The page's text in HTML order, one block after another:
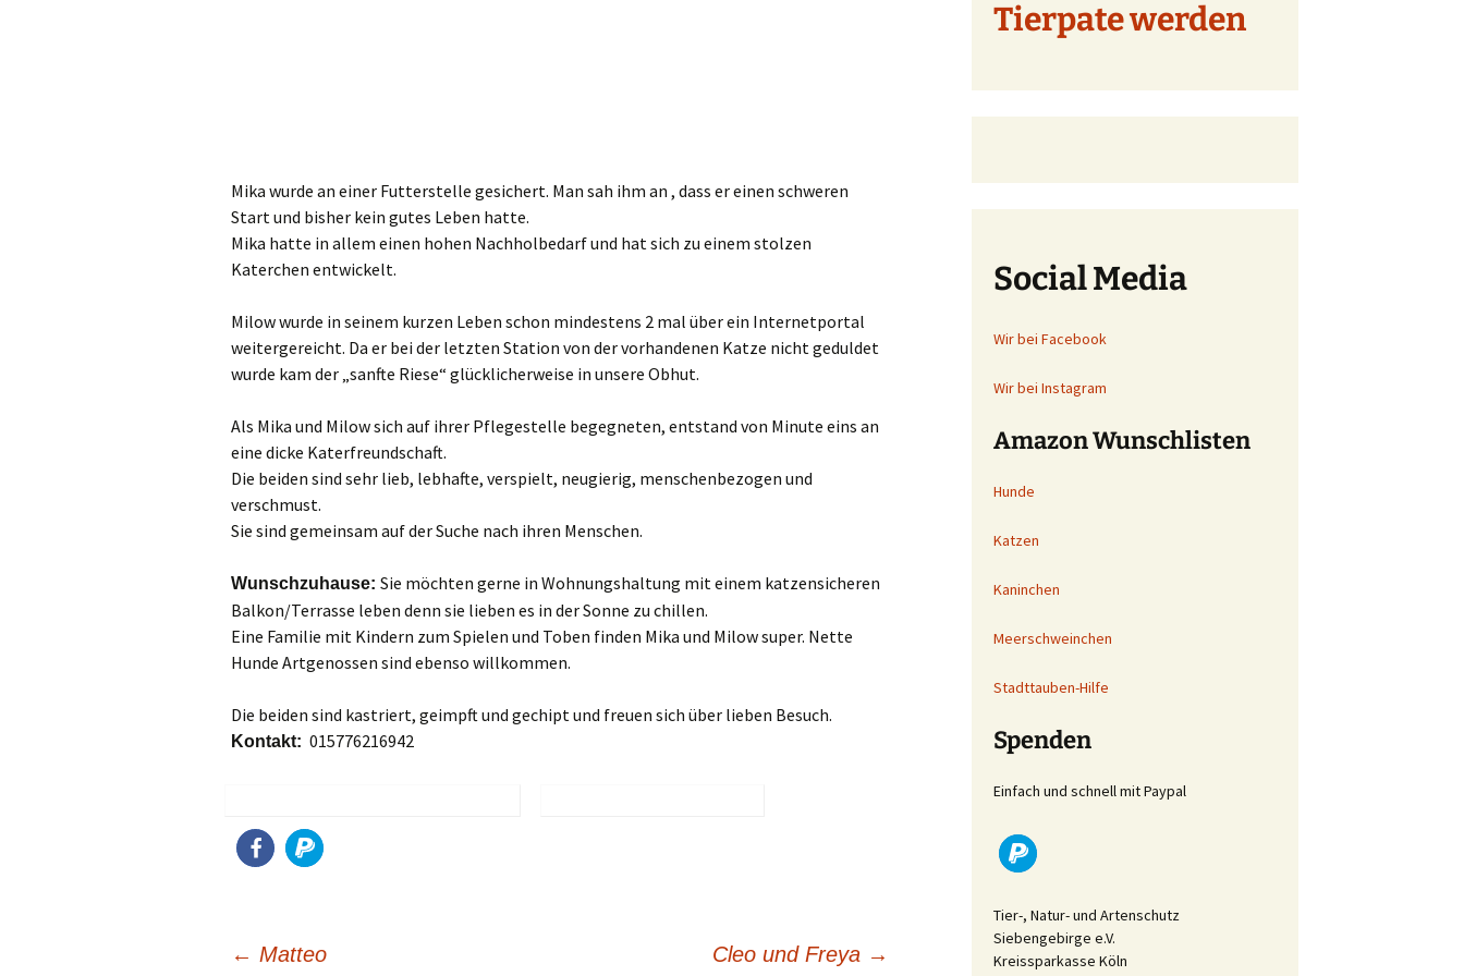
Mika wurde an einer Futterstelle gesichert. Man sah ihm an , dass er einen schweren
Start und bisher kein gutes Leben hatte.
Mika hatte in allem einen hohen Nachholbedarf und hat sich zu einem stolzen
Katerchen entwickelt.
Milow wurde in seinem kurzen Leben schon mindestens 2 mal über ein Internetportal
weitergereicht. Da er bei der letzten Station von der vorhandenen Katze nicht geduldet
wurde kam der „sanfte Riese“ glücklicherweise in unsere Obhut.
Als Mika und Milow sich auf ihrer Pflegestelle begegneten, entstand von Minute eins an
eine dicke Katerfreundschaft.
Die beiden sind sehr lieb, lebhafte, verspielt, neugierig, menschenbezogen und
verschmust.
Sie sind gemeinsam auf der Suche nach ihren Menschen.
Wunschzuhause: Sie möchten gerne in Wohnungshaltung mit einem katzensicheren
Balkon/Terrasse leben denn sie lieben es in der Sonne zu chillen.
Eine Familie mit Kindern zum Spielen und Toben finden Mika und Milow super. Nette
Hunde Artgenossen sind ebenso willkommen.
Die beiden sind kastriert, geimpft und gechipt und freuen sich über lieben Besuch.
Kontakt: 015776216942
← Matteo Cleo und Freya →
Tierpate werden
Social Media
Wir bei Facebook
Wir bei Instagram
Amazon Wunschlisten
Hunde
Katzen
Kaninchen
Meerschweinchen
Stadttauben-Hilfe
Spenden
Einfach und schnell mit Paypal
Tier-, Natur- und Artenschutz
Siebengebirge e.V.
Kreissparkasse Köln